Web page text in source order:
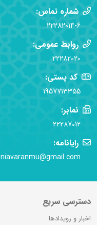
شماره تماس:
22282014-6
روابط عمومی:
22282020
کد پستی:
1957713355
نمابر:
22287012
رایانامه:
niavaranmu@gmail.com
دسترسی سریع
اخبار و رویدادها